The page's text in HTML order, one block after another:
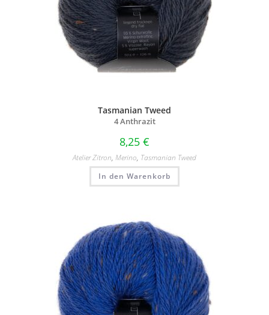
Tasmanian Tweed
4 Anthrazit
8,25 €
Atelier Zitron, Merino, Tasmanian Tweed
In den Warenkorb